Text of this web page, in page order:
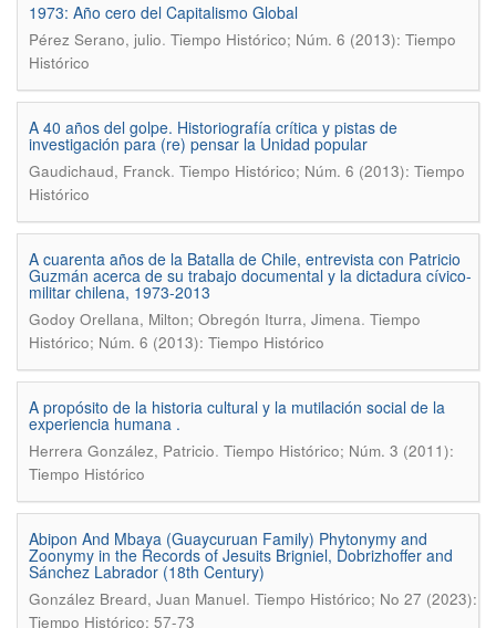
1973: Año cero del Capitalismo Global
Pérez Serano, julio. Tiempo Histórico; Núm. 6 (2013): Tiempo
Histórico
A 40 años del golpe. Historiografía crítica y pistas de
investigación para (re) pensar la Unidad popular
Gaudichaud, Franck. Tiempo Histórico; Núm. 6 (2013): Tiempo
Histórico
A cuarenta años de la Batalla de Chile, entrevista con Patricio
Guzmán acerca de su trabajo documental y la dictadura cívico-
militar chilena, 1973-2013
Godoy Orellana, Milton; Obregón Iturra, Jimena. Tiempo
Histórico; Núm. 6 (2013): Tiempo Histórico
A propósito de la historia cultural y la mutilación social de la
experiencia humana .
Herrera González, Patricio. Tiempo Histórico; Núm. 3 (2011):
Tiempo Histórico
Abipon And Mbaya (Guaycuruan Family) Phytonymy and
Zoonymy in the Records of Jesuits Brigniel, Dobrizhoffer and
Sánchez Labrador (18th Century)
González Breard, Juan Manuel. Tiempo Histórico; No 27 (2023):
Tiempo Histórico; 57-73